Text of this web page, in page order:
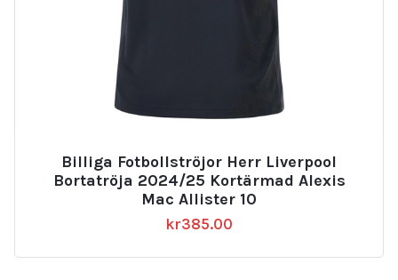
Billiga Fotbollströjor Herr Liverpool
Bortatröja 2024/25 Kortärmad Alexis
Mac Allister 10
kr385.00